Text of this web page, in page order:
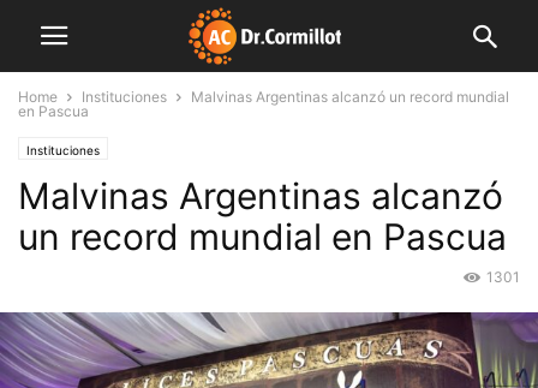
Home Instituciones
Malvinas Argentinas alcanzó un record mundial
en Pascua
Instituciones
Malvinas Argentinas alcanzó
un record mundial en Pascua
1301